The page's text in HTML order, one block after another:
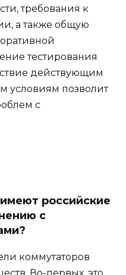
требования к
а также общую
тестирования
действующим
условиям позволит
с
российские
с
коммутаторов